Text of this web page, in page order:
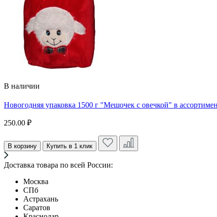
В наличии
Новогодняя упаковка 1500 г "Мешочек с овечкой" в
250.00 ₽
В корзину Купить в 1 клик
Доставка товара по всей России:
Москва
СПб
Астрахань
Саратов